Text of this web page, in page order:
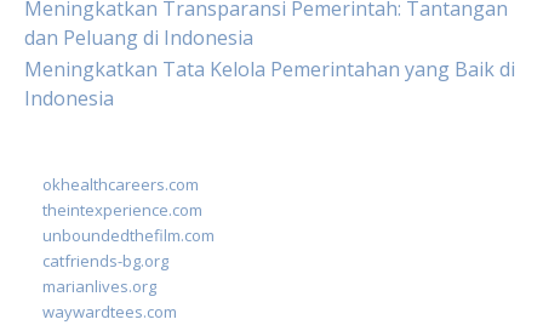
Meningkatkan Transparansi Pemerintah: Tantangan
dan Peluang di Indonesia
Meningkatkan Tata Kelola Pemerintahan yang Baik di
Indonesia
okhealthcareers.com
theintexperience.com
unboundedthefilm.com
catfriends-bg.org
marianlives.org
waywardtees.com